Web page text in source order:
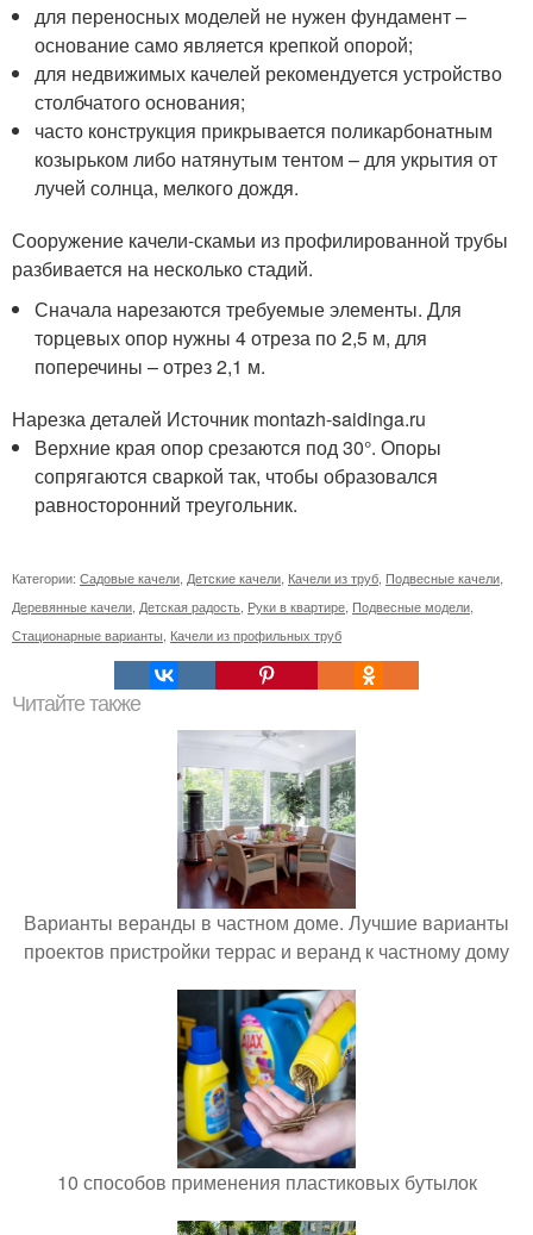
для переносных моделей не нужен фундамент –
основание само является крепкой опорой;
для недвижимых качелей рекомендуется устройство
столбчатого основания;
часто конструкция прикрывается поликарбонатным
козырьком либо натянутым тентом – для укрытия от
лучей солнца, мелкого дождя.
Сооружение качели-скамьи из профилированной трубы
разбивается на несколько стадий.
Сначала нарезаются требуемые элементы. Для
торцевых опор нужны 4 отреза по 2,5 м, для
поперечины – отрез 2,1 м.
Нарезка деталей Источник montazh-saidinga.ru
Верхние края опор срезаются под 30°. Опоры
сопрягаются сваркой так, чтобы образовался
равносторонний треугольник.
Категории: Садовые качели Детские качели Качели из труб Подвесные качели
Деревянные качели Детская радость Руки в квартире Подвесные модели
Стационарные варианты Качели из профильных труб
Читайте также
Варианты веранды в частном доме. Лучшие варианты
проектов пристройки террас и веранд к частному дому
10 способов применения пластиковых бутылок